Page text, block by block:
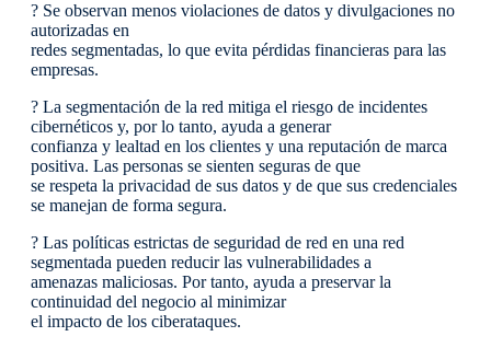
? Se observan menos violaciones de datos y divulgaciones no
autorizadas en
redes segmentadas, lo que evita pérdidas financieras para las
empresas.
? La segmentación de la red mitiga el riesgo de incidentes
cibernéticos y, por lo tanto, ayuda a generar
confianza y lealtad en los clientes y una reputación de marca
positiva. Las personas se sienten seguras de que
se respeta la privacidad de sus datos y de que sus credenciales
se manejan de forma segura.
? Las políticas estrictas de seguridad de red en una red
segmentada pueden reducir las vulnerabilidades a
amenazas maliciosas. Por tanto, ayuda a preservar la
continuidad del negocio al minimizar
el impacto de los ciberataques.